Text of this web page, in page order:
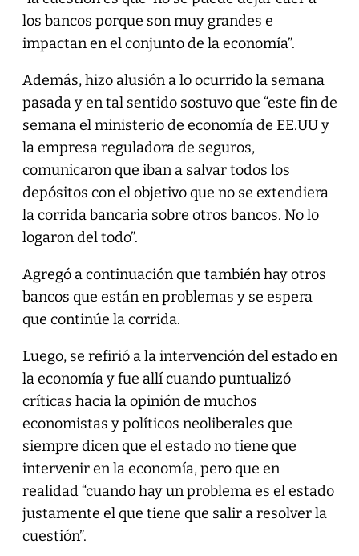
los bancos porque son muy grandes e
impactan en el conjunto de la economía”.
Además, hizo alusión a lo ocurrido la semana
pasada y en tal sentido sostuvo que “este fin de
semana el ministerio de economía de EE.UU y
la empresa reguladora de seguros,
comunicaron que iban a salvar todos los
depósitos con el objetivo que no se extendiera
la corrida bancaria sobre otros bancos. No lo
logaron del todo”.
Agregó a continuación que también hay otros
bancos que están en problemas y se espera
que continúe la corrida.
Luego, se refirió a la intervención del estado en
la economía y fue allí cuando puntualizó
críticas hacia la opinión de muchos
economistas y políticos neoliberales que
siempre dicen que el estado no tiene que
intervenir en la economía, pero que en
realidad “cuando hay un problema es el estado
justamente el que tiene que salir a resolver la
cuestión”.